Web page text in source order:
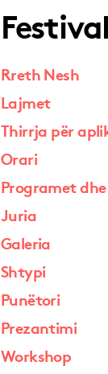
Rreth Nesh
Lajmet
Thirrja për
Orari
Programet
Juria
Galeria
Shtypi
Punëtori
Prezantimi
Workshop